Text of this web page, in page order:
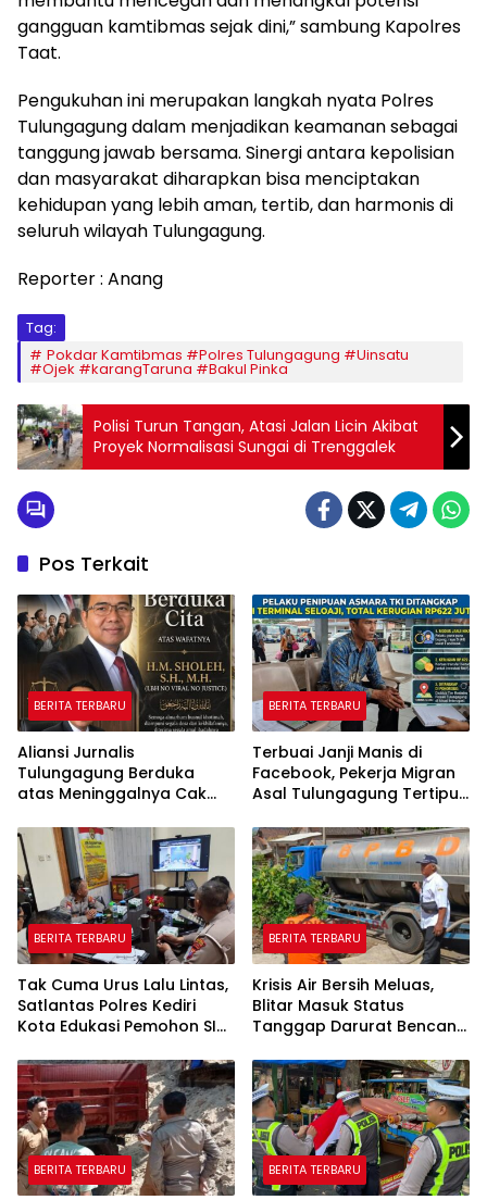
gangguan kamtibmas sejak dini,” sambung Kapolres
Taat.
​Pengukuhan ini merupakan langkah nyata Polres
Tulungagung dalam menjadikan keamanan sebagai
tanggung jawab bersama. Sinergi antara kepolisian
dan masyarakat diharapkan bisa menciptakan
kehidupan yang lebih aman, tertib, dan harmonis di
seluruh wilayah Tulungagung.
Reporter : Anang
Tag:
Pokdar Kamtibmas #Polres Tulungagung #Uinsatu
#Ojek #karangTaruna #Bakul Pinka
Polisi Turun Tangan, Atasi Jalan Licin Akibat
Proyek Normalisasi Sungai di Trenggalek
Pos Terkait
BERITA TERBARU
Aliansi Jurnalis
Tulungagung Berduka
atas Meninggalnya Cak
“Beliau Pejuang Keadilan
yang Vokal”
BERITA TERBARU
Terbuai Janji Manis di
Facebook, Pekerja Migran
Asal Tulungagung Tertipu
BERITA TERBARU
Tak Cuma Urus Lalu Lintas,
Satlantas Polres Kediri
Kota Edukasi Pemohon SIM
Pelatihan AI
BERITA TERBARU
Krisis Air Bersih Meluas,
Blitar Masuk Status
Tanggap Darurat Bencana
BERITA TERBARU BERITA TERBARU